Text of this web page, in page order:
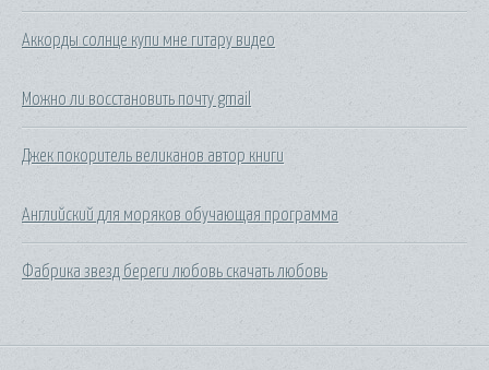
Аккорды солнце купи мне гитару видео
Можно ли восстановить почту gmail
Джек покоритель великанов автор книги
Английский для моряков обучающая программа
Фабрика звезд береги любовь скачать любовь